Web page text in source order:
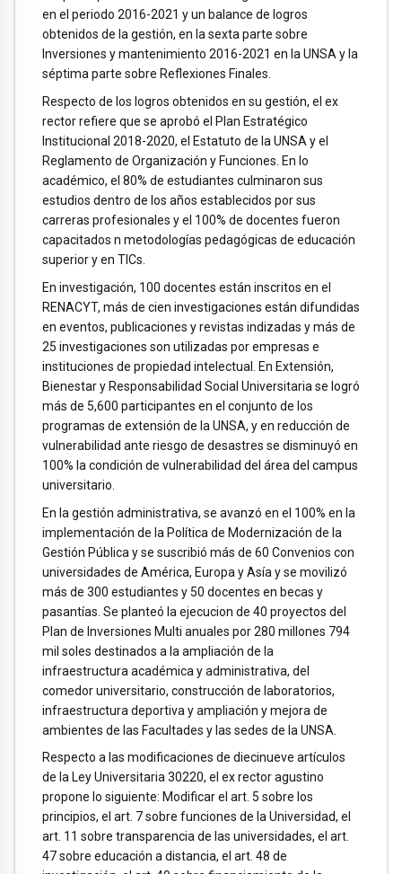
en el periodo 2016-2021 y un balance de logros
obtenidos de la gestión, en la sexta parte sobre
Inversiones y mantenimiento 2016-2021 en la UNSA y la
séptima parte sobre Reflexiones Finales.
Respecto de los logros obtenidos en su gestión, el ex
rector refiere que se aprobó el Plan Estratégico
Institucional 2018-2020, el Estatuto de la UNSA y el
Reglamento de Organización y Funciones. En lo
académico, el 80% de estudiantes culminaron sus
estudios dentro de los años establecidos por sus
carreras profesionales y el 100% de docentes fueron
capacitados n metodologías pedagógicas de educación
superior y en TICs.
En investigación, 100 docentes están inscritos en el
RENACYT, más de cien investigaciones están difundidas
en eventos, publicaciones y revistas indizadas y más de
25 investigaciones son utilizadas por empresas e
instituciones de propiedad intelectual. En Extensión,
Bienestar y Responsabilidad Social Universitaria se logró
más de 5,600 participantes en el conjunto de los
programas de extensión de la UNSA, y en reducción de
vulnerabilidad ante riesgo de desastres se disminuyó en
100% la condición de vulnerabilidad del área del campus
universitario.
En la gestión administrativa, se avanzó en el 100% en la
implementación de la Política de Modernización de la
Gestión Pública y se suscribió más de 60 Convenios con
universidades de América, Europa y Asía y se movilizó
más de 300 estudiantes y 50 docentes en becas y
pasantías. Se planteó la ejecucion de 40 proyectos del
Plan de Inversiones Multi anuales por 280 millones 794
mil soles destinados a la ampliación de la
infraestructura académica y administrativa, del
comedor universitario, construcción de laboratorios,
infraestructura deportiva y ampliación y mejora de
ambientes de las Facultades y las sedes de la UNSA.
Respecto a las modificaciones de diecinueve artículos
de la Ley Universitaria 30220, el ex rector agustino
propone lo siguiente: Modificar el art. 5 sobre los
principios, el art. 7 sobre funciones de la Universidad, el
art. 11 sobre transparencia de las universidades, el art.
47 sobre educación a distancia, el art. 48 de